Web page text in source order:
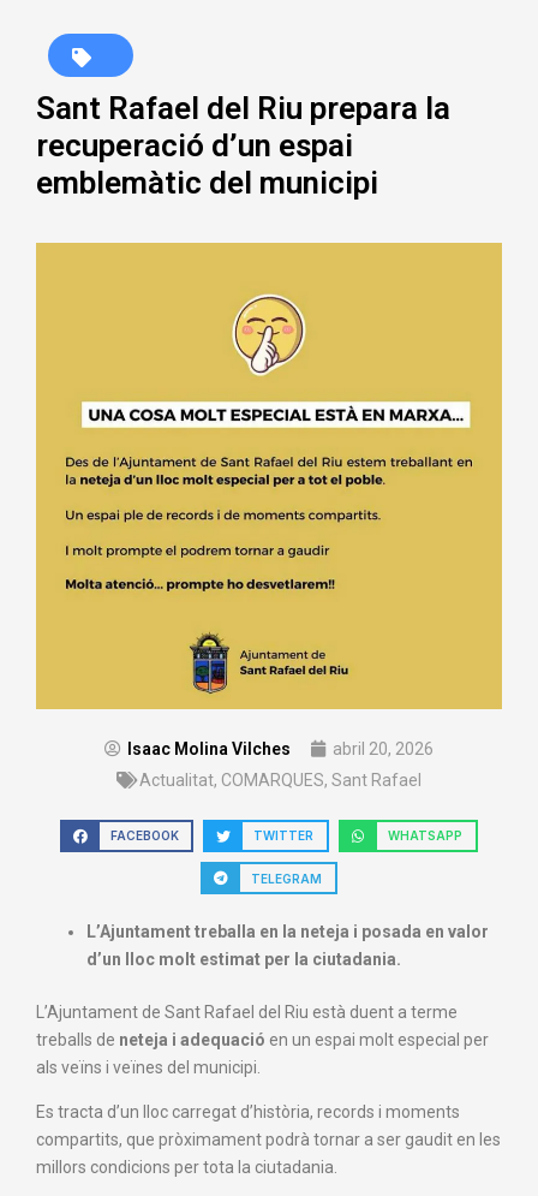
Sant Rafael del Riu prepara la
recuperació d’un espai
emblemàtic del municipi
Isaac Molina Vilches
abril 20, 2026
Actualitat, COMARQUES, Sant Rafael
FACEBOOK TWITTER WHATSAPP
TELEGRAM
L’Ajuntament treballa en la neteja i posada en valor
d’un lloc molt estimat per la ciutadania.
L’Ajuntament de Sant Rafael del Riu està duent a terme
treballs de neteja i adequació en un espai molt especial per
als veïns i veïnes del municipi.
Es tracta d’un lloc carregat d’història, records i moments
compartits, que pròximament podrà tornar a ser gaudit en les
millors condicions per tota la ciutadania.